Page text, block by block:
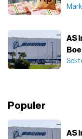
AS
Populer
AS